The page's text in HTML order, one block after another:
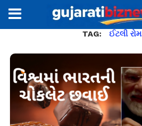
TAG: ઈટલી રોમ